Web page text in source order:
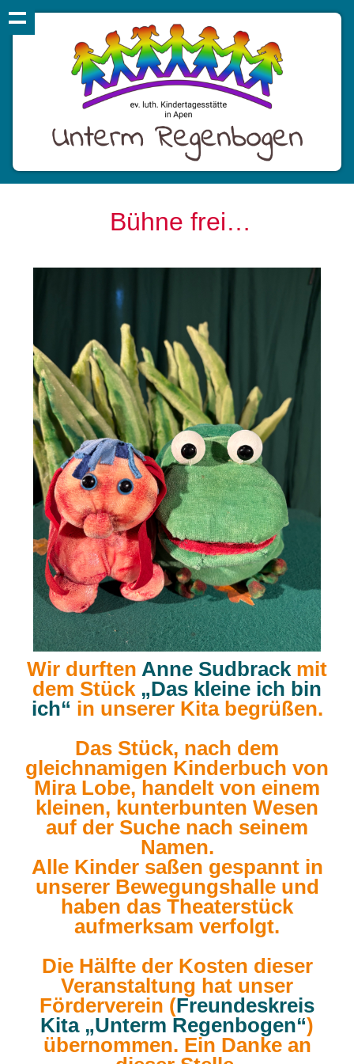
Bühne frei…
Wir durften Anne Sudbrack mit
dem Stück „Das kleine ich bin
ich“ in unserer Kita begrüßen.
Das Stück, nach dem
gleichnamigen Kinderbuch von
Mira Lobe, handelt von einem
kleinen, kunterbunten Wesen
auf der Suche nach seinem
Namen.
Alle Kinder saßen gespannt in
unserer Bewegungshalle und
haben das Theaterstück
aufmerksam verfolgt.
Die Hälfte der Kosten dieser
Veranstaltung hat unser
Förderverein (Freundeskreis
Kita „Unterm Regenbogen“)
übernommen. Ein Danke an